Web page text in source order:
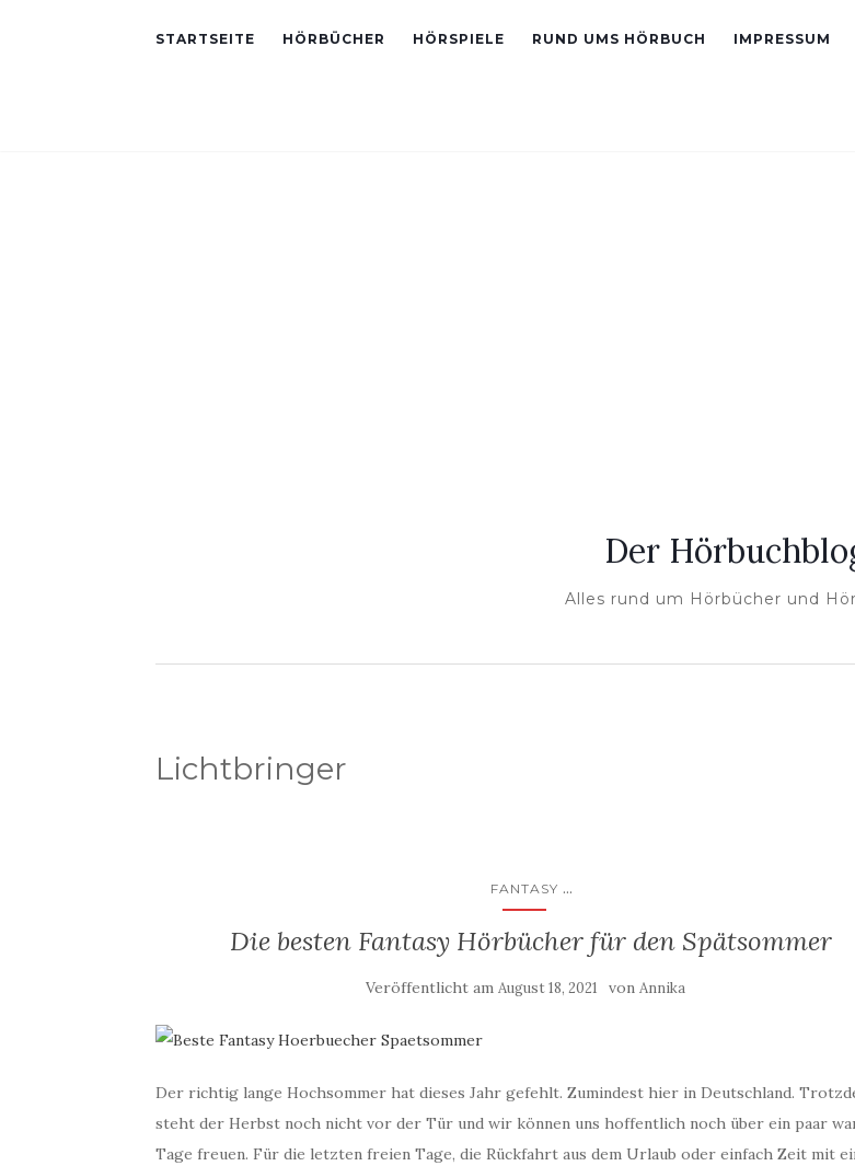
STARTSEITE HÖRBÜCHER HÖRSPIELE RUND UMS HÖRBUCH IMPRESSUM
Der
Alles rund um Hörbücher und
Lichtbringer
FANTASY ...
Die besten Fantasy Hörbücher für den Spätsommer
Veröffentlicht amAugust 18, 2021 vonAnnika
Der richtig lange Hochsommer hat dieses Jahr gefehlt. Zumindest hier in Deutschland.
steht der Herbst noch nicht vor der Tür und wir können uns hoffentlich noch über ein paar
Tage freuen. Für die letzten freien Tage, die Rückfahrt aus dem Urlaub oder einfach Zeit mit